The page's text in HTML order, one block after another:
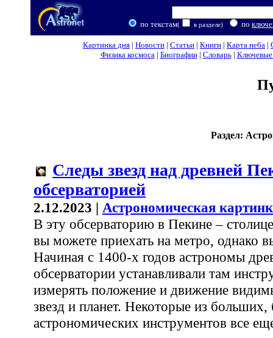
по текстам( в разделе) по
Картинка дня | Новости | Статьи | Книги | Карта неба |
Физика космоса| Биографии| Словарь| Ключевые
Раздел:
Следы звезд над древней
обсерваторией
2.12.2023 | Астрономическая
В эту обсерваторию в Пекине –
вы можете приехать на метро, однако
Начиная с 1400-х годов астрономы
обсерватории устанавливали там
измерять положение и движение
звезд и планет. Некоторые из
астрономических инструментов все